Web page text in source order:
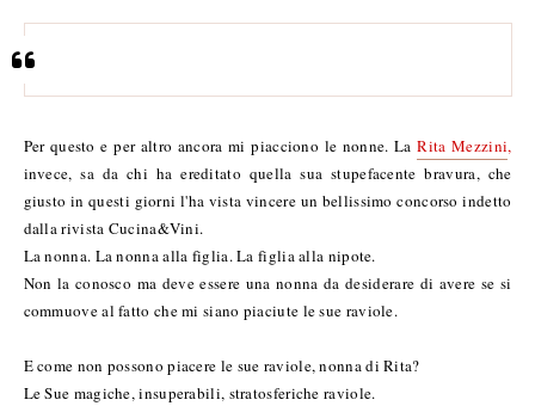
Per questo e per altro ancora mi piacciono le nonne. LaRitaMezzini,
invece, sa da chi ha ereditato quella sua stupefacente bravura, che
giusto in questi giorni l'ha vista vincere un bellissimo concorso indetto
dalla rivista Cucina&Vini.
La nonna. La nonna alla figlia. La figlia alla nipote.
Non la conosco ma deve essere una nonna da desiderare di avere se si
commuove al fatto che mi siano piaciute le sue raviole.
E come non possono piacere le sue raviole, nonna di Rita?
Le Sue magiche, insuperabili, stratosferiche raviole.